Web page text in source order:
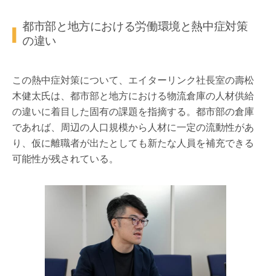
都市部と地方における労働環境と熱中症対策
の違い
この熱中症対策について、エイターリンク社長室の壽松
木健太氏は、都市部と地方における物流倉庫の人材供給
の違いに着目した固有の課題を指摘する。都市部の倉庫
であれば、周辺の人口規模から人材に一定の流動性があ
り、仮に離職者が出たとしても新たな人員を補充できる
可能性が残されている。